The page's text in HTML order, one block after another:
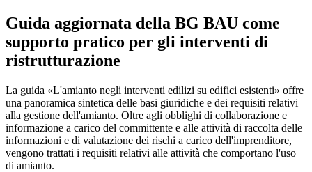
Guida aggiornata della BG BAU come
supporto pratico per gli interventi di
ristrutturazione
La guida «L'amianto negli interventi edilizi su edifici esistenti» offre
una panoramica sintetica delle basi giuridiche e dei requisiti relativi
alla gestione dell'amianto. Oltre agli obblighi di collaborazione e
informazione a carico del committente e alle attività di raccolta delle
informazioni e di valutazione dei rischi a carico dell'imprenditore,
vengono trattati i requisiti relativi alle attività che comportano l'uso
di amianto.